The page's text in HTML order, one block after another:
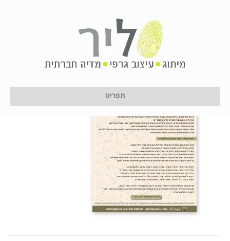
תפריט
tabbik3
11 בינואר 2017